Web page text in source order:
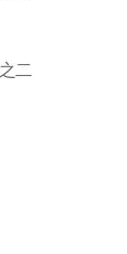
二